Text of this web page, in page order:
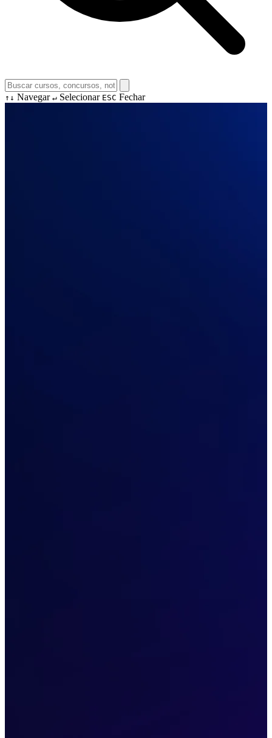
↑↓ Navegar ↵ Selecionar ESC Fechar